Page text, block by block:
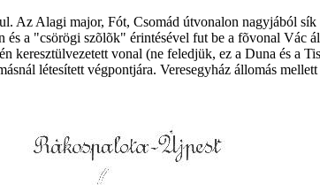
Alagi major, Fót, Csomád útvonalon nagyjából sík
a "csörögi szõlõk" érintésével fut be a fõvonal Vác
keresztülvezetett vonal (ne feledjük, ez a Duna és a
létesített végpontjára. Veresegyház állomás